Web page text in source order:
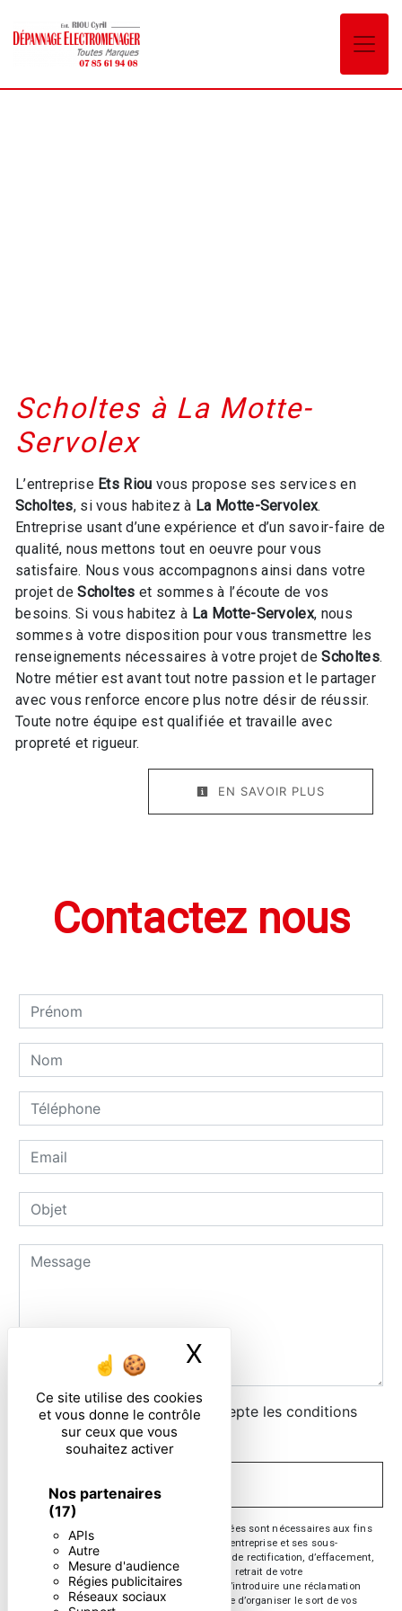
Ce site utilise des cookies
et vous donne le contrôle
sur ceux que vous
souhaitez activer
Nos partenaires
(17)
APIs
Autre
Mesure d'audience
Régies publicitaires
Réseaux sociaux
X
Scholtes à La Motte-
Servolex
L’entreprise Ets Riou vous propose ses services en
Scholtes, si vous habitez à La Motte-Servolex.
Entreprise usant d’une expérience et d’un savoir-faire de
qualité, nous mettons tout en oeuvre pour vous
satisfaire. Nous vous accompagnons ainsi dans votre
projet deScholtes et sommes à l’écoute de vos
besoins. Si vous habitez à La Motte-Servolex, nous
sommes à votre disposition pour vous transmettre les
renseignements nécessaires à votre projet deScholtes.
Notre métier est avant tout notre passion et le partager
avec vous renforce encore plus notre désir de réussir.
Toute notre équipe est qualifiée et travaille avec
propreté et rigueur.
EN SAVOIR PLUS
Contactez nous
En cochant cette case, j'accepte les conditions
particulières ci-dessous **
** Les données personnelles communiquées sont nécessaires aux fins
de vous contacter. Elles sont destinées à l'entreprise et ses sous-
traitants. Vous disposez de droits d’accès, de rectification, d’effacement,
de portabilité, de limitation, d’opposition, de retrait de votre
consentement à tout moment et du droit d’introduire une réclamation
auprès d’une autorité de contrôle, ainsi que d’organiser le sort de vos